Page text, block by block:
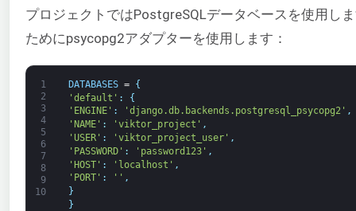
プロジェクトではPostgreSQLデータベースを使用し
ためにpsycopg2アダプターを使用します：
1
2
3
4
5
6
7
8
9
10
DATABASES =
{
'default' :
{
'ENGINE' : 'django.db.backends.postgresql_psycopg2' ,
'NAME' : 'viktor_project' ,
'USER' : 'viktor_project_user' ,
'PASSWORD' : 'password123' ,
'HOST' : 'localhost' ,
'PORT' : '' ,
}
}